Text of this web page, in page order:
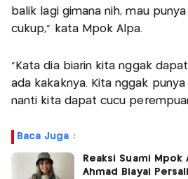
balik lagi gimana nih, mau
cukup," kata Mpok Alpa.
"Kata dia biarin kita nggak
ada kakaknya. Kita nggak
nanti kita dapat cucu
Baca Juga :
Reaksi Suami Mpok
Ahmad Biayai